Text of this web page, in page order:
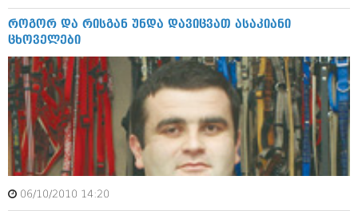
მოდი, ვილაპარაკოთ
რელიგია
მედიცინა
სპორტი
კადრს მიღმა
კულინარია
მედიცინა
სპორტი
კადრს მიღმა
კულინარია
ავტორჩევები
ბელადები
ბიზნესსიახლეები
როგორ და რისგან უნდა დავიცვათ ასაკიანი
ცხოველები
06/10/2010 14:20